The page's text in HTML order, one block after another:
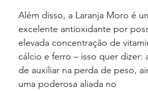
Além disso, a Laranja Moro é
excelente antioxidante por
elevada concentração de
cálcio e ferro – isso quer dizer:
de auxiliar na perda de peso,
uma poderosa aliada no